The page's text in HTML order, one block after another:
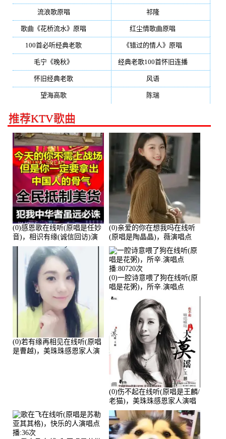
流浪歌原唱 祁隆(188)
歌曲《花桥流水》原唱 红尘情歌曲原唱
100首必听经典老歌 《错过的情人》原唱
毛宁《晚秋》 经典老歌100首怀旧连播(134)
怀旧经典老歌 风语(132)
望海高歌 陈瑞(128)
推荐KTV歌曲
(0)感恩歌在线听(原唱是任妙
音)，相识有缘(诚信回访)演
唱点播:161288次
(0)亲爱的你在想我吗在线听
(原唱是陶晶晶)，薇演唱点
播:159722次
(0)若有缘再相见在线听(原唱
是曹越)，美珠珠感恩家人演
(0)一腔诗意喂了狗在线听(原
唱是花粥)，所辛.演唱点
播:80720次
(0)伤不起在线听(原唱是王麟/
老猫)，美珠珠感恩家人演唱
点播:80218次